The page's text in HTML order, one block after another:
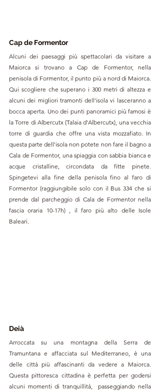
Cap de Formentor
Alcuni dei paesaggi più spettacolari da visitare a
Maiorca si trovano a Cap de Formentor, nella
penisola di Formentor, il punto più a nord di Maiorca.
Qui scogliere che superano i 300 metri di altezza e
alcuni dei migliori tramonti dell'isola vi lasceranno a
bocca aperta. Uno dei punti panoramici più famosi è
la Torre di Albercutx (Talaia d'Albercutx), una vecchia
torre di guardia che offre una vista mozzafiato. In
questa parte dell'isola non potete non fare il bagno a
Cala de Formentor, una spiaggia con sabbia bianca e
acque cristalline, circondata da fitte pinete.
Spingetevi alla fine della penisola fino al faro di
Formentor (raggiungibile solo con il Bus 334 che si
prende dal parcheggio di Cala de Formentor nella
fascia oraria 10-17h) , il faro più alto delle Isole
Baleari.
Deià
Arroccata su una montagna della Serra de
Tramuntana e affacciata sul Mediterraneo, è una
delle città più affascinanti da vedere a Maiorca.
Questa pittoresca cittadina è perfetta per godersi
alcuni momenti di tranquillità,  passeggiando nella